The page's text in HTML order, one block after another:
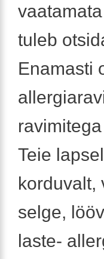
tuleb
Enamasti
Teie
korduvalt,
selge,
laste-